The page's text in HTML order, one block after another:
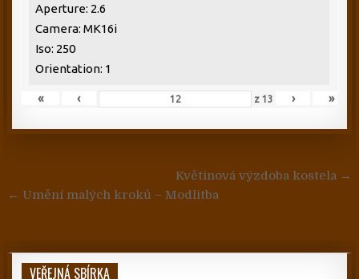
Aperture: 2.6
Camera: MK16i
Iso: 250
Orientation: 1
« ‹ z13 › »
Navigace pro příspěvekKvětinová výzdoba kostela →
← Umění malých kroků – Modlitba
VEŘEJNÁ SBÍRKA